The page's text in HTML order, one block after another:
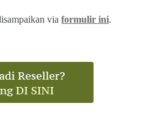
viaformulir ini.